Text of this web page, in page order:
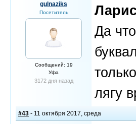
gulnaziks
Посетитель
Сообщений: 19
Уфа
3172 дня назад
Да
лягу
#43 - 11 октября 2017, среда